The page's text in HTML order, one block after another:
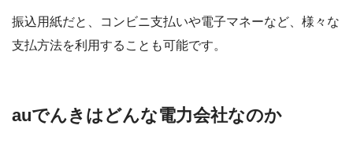
振込用紙だと、コンビニ支払いや電子マネーなど、様々な
支払方法を利用することも可能です。
auでんきはどんな電力会社なのか